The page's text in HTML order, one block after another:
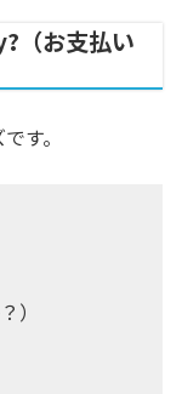
お支払い
す。
）